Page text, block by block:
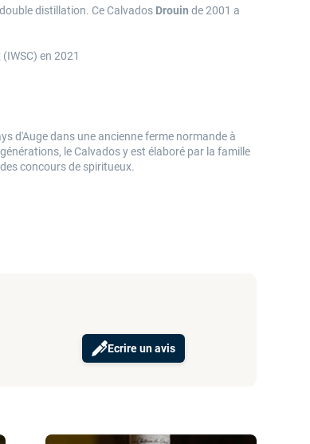
distillation. Ce Calvados Drouin de 2001 a
en 2021
d'Auge dans une ancienne ferme normande à
le Calvados y est élaboré par la famille
concours de spiritueux.
Ecrire un avis